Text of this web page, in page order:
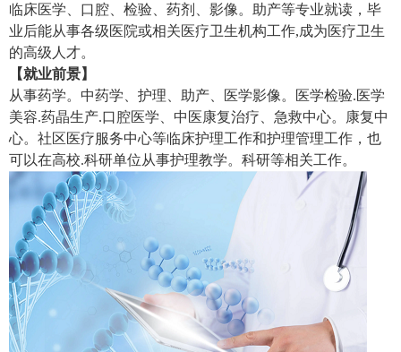
临床医学、口腔、检验、药剂、影像。助产等专业就读，毕
业后能从事各级医院或相关医疗卫生机构工作,成为医疗卫生
的高级人才。
【就业前景】
从事药学。中药学、护理、助产、医学影像。医学检验.医学
美容.药晶生产.口腔医学、中医康复治疗、急救中心。康复中
心。社区医疗服务中心等临床护理工作和护理管理工作，也
可以在高校.科研单位从事护理教学。科研等相关工作。